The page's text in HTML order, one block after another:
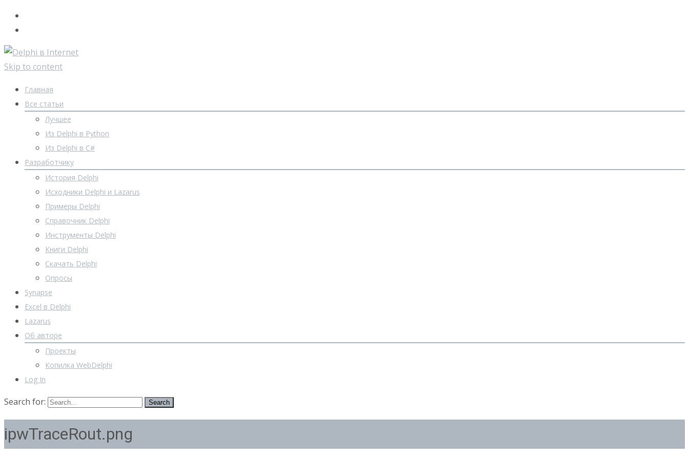
Skip to content
Главная
Все статьи
Лучшее
Из Delphi в Python
Из Delphi в C#
Разработчику
История Delphi
Исходники Delphi и Lazarus
Примеры Delphi
Справочник Delphi
Инструменты Delphi
Книги Delphi
Скачать Delphi
Опросы
Synapse
Excel в Delphi
Lazarus
Об авторе
Проекты
Копилка WebDelphi
Log In
Search for:
ipwTraceRout.png